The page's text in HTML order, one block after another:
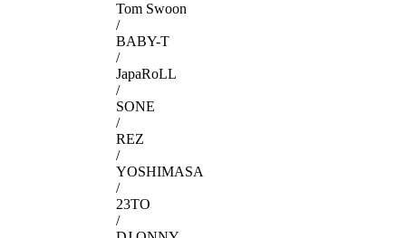
Tom Swoon
/
BABY-T
/
JapaRoLL
/
SONE
/
REZ
/
YOSHIMASA
/
23TO
/